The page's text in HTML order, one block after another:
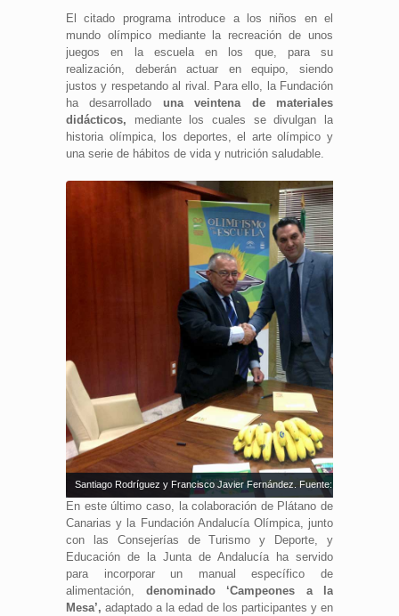
El citado programa introduce a los niños en el
mundo olímpico mediante la recreación de unos
juegos en la escuela en los que, para su
realización, deberán actuar en equipo, siendo
justos y respetando al rival. Para ello, la Fundación
ha desarrollado una veintena de materiales
didácticos, mediante los cuales se divulgan la
historia olímpica, los deportes, el arte olímpico y
una serie de hábitos de vida y nutrición saludable.
Santiago Rodríguez y Francisco Javier Fernández. Fuente: FAO
En este último caso, la colaboración de Plátano de
Canarias y la Fundación Andalucía Olímpica, junto
con las Consejerías de Turismo y Deporte, y
Educación de la Junta de Andalucía ha servido
para incorporar un manual específico de
alimentación, denominado ‘Campeones a la
Mesa’, adaptado a la edad de los participantes y en